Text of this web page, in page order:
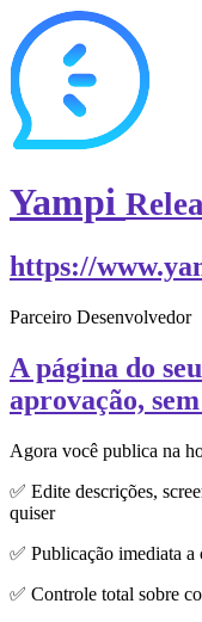
Yampi
https://
Parceiro Desenvolvedor
A página do
aprovação,
Agora você publica na
✅ Edite descrições,
quiser
✅ Publicação imediata a
✅ Controle total sobre